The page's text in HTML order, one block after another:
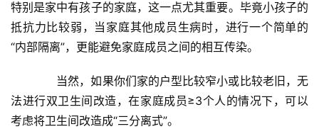
特别是家中有孩子的家庭，这一点尤其重要。毕竟小孩子的
抵抗力比较弱，当家庭其他成员生病时，进行一个简单的
“内部隔离”，更能避免家庭成员之间的相互传染。
当然，如果你们家的户型比较窄小或比较老旧，无
法进行双卫生间改造，在家庭成员≥3个人的情况下，可以
考虑将卫生间改造成“三分离式”。